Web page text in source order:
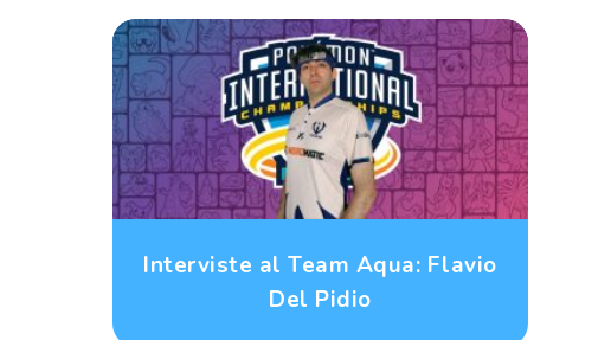
Interviste al Team Aqua: Flavio
Del Pidio